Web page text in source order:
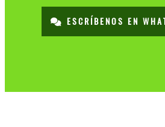
ESCRÍBENOS EN